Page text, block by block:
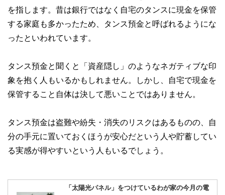
を指します。昔は銀行ではなく自宅のタンスに現金を保管
する家庭も多かったため、タンス預金と呼ばれるようにな
ったといわれています。
タンス預金と聞くと「資産隠し」のようなネガティブな印
象を抱く人もいるかもしれません。しかし、自宅で現金を
保管すること自体は決して悪いことではありません。
タンス預金は盗難や紛失・消失のリスクはあるものの、自
分の手元に置いておくほうが安心だという人や貯蓄してい
る実感が得やすいという人もいるでしょう。
「太陽光パネル」をつけているわが家の今月の電